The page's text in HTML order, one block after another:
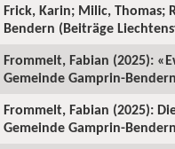
Frick, Karin; Milic, Thomas;
Bendern (Beiträge
Frommelt, Fabian (2025):
Gemeinde Gamprin-
Frommelt, Fabian (2025):
Gemeinde Gamprin-